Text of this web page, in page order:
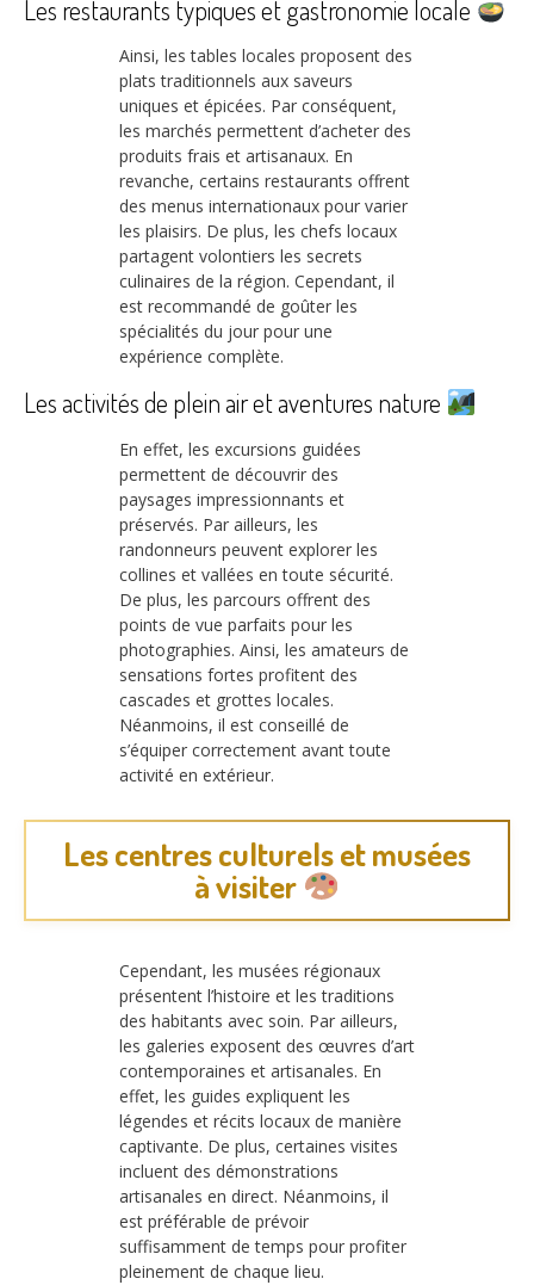
Les restaurants typiques et gastronomie locale
Ainsi, les tables locales proposent des
plats traditionnels aux saveurs
uniques et épicées. Par conséquent,
les marchés permettent d’acheter des
produits frais et artisanaux. En
revanche, certains restaurants offrent
des menus internationaux pour varier
les plaisirs. De plus, les chefs locaux
partagent volontiers les secrets
culinaires de la région. Cependant, il
est recommandé de goûter les
spécialités du jour pour une
expérience complète.
Les activités de plein air et aventures nature
En effet, les excursions guidées
permettent de découvrir des
paysages impressionnants et
préservés. Par ailleurs, les
randonneurs peuvent explorer les
collines et vallées en toute sécurité.
De plus, les parcours offrent des
points de vue parfaits pour les
photographies. Ainsi, les amateurs de
sensations fortes profitent des
cascades et grottes locales.
Néanmoins, il est conseillé de
s’équiper correctement avant toute
activité en extérieur.
Les centres culturels et musées
à visiter
Cependant, les musées régionaux
présentent l’histoire et les traditions
des habitants avec soin. Par ailleurs,
les galeries exposent des œuvres d’art
contemporaines et artisanales. En
effet, les guides expliquent les
légendes et récits locaux de manière
captivante. De plus, certaines visites
incluent des démonstrations
artisanales en direct. Néanmoins, il
est préférable de prévoir
suffisamment de temps pour profiter
pleinement de chaque lieu.